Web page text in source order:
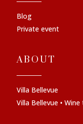
Blog
Private event
ABOUT
Villa Bellevue
Villa Bellevue •